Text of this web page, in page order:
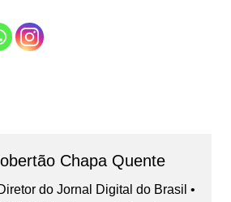
Chapa Quente
do Jornal Digital do Brasil •